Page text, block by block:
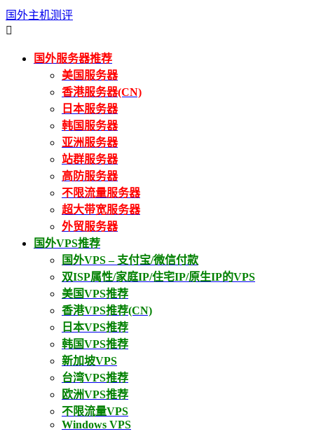
国外主机测评

国外服务器推荐
美国服务器
香港服务器(CN)
日本服务器
韩国服务器
亚洲服务器
站群服务器
高防服务器
不限流量服务器
超大带宽服务器
外贸服务器
国外VPS推荐
国外VPS – 支付宝/微信付款
双ISP属性/家庭IP/住宅IP/原生IP的VPS
美国VPS推荐
香港VPS推荐(CN)
日本VPS推荐
韩国VPS推荐
新加坡VPS
台湾VPS推荐
欧洲VPS推荐
不限流量VPS
Windows VPS